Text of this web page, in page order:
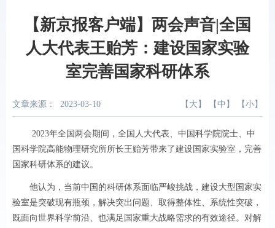
【新京报客户端】两会声音|全国
人大代表王贻芳：建设国家实验
室完善国家科研体系
文章来源： 2023-03-10 【 大 】 【 中 】 【 小 】
2023年全国两会期间，全国人大代表、中国科学院院士、中
国科学院高能物理研究所所长王贻芳带来了建设国家实验室，完善
国家科研体系的建议。
他认为，当前中国的科研体系面临严峻挑战，建设大型国家实
验室是突破现有瓶颈，解决突出问题、取得整体性、系统性突破，
既面向世界科学前沿、也满足国家重大战略需求的有效途径。对解